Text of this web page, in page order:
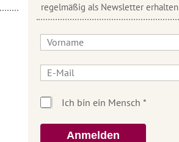
regelmäßig als Newsletter erhalten
Anmelden